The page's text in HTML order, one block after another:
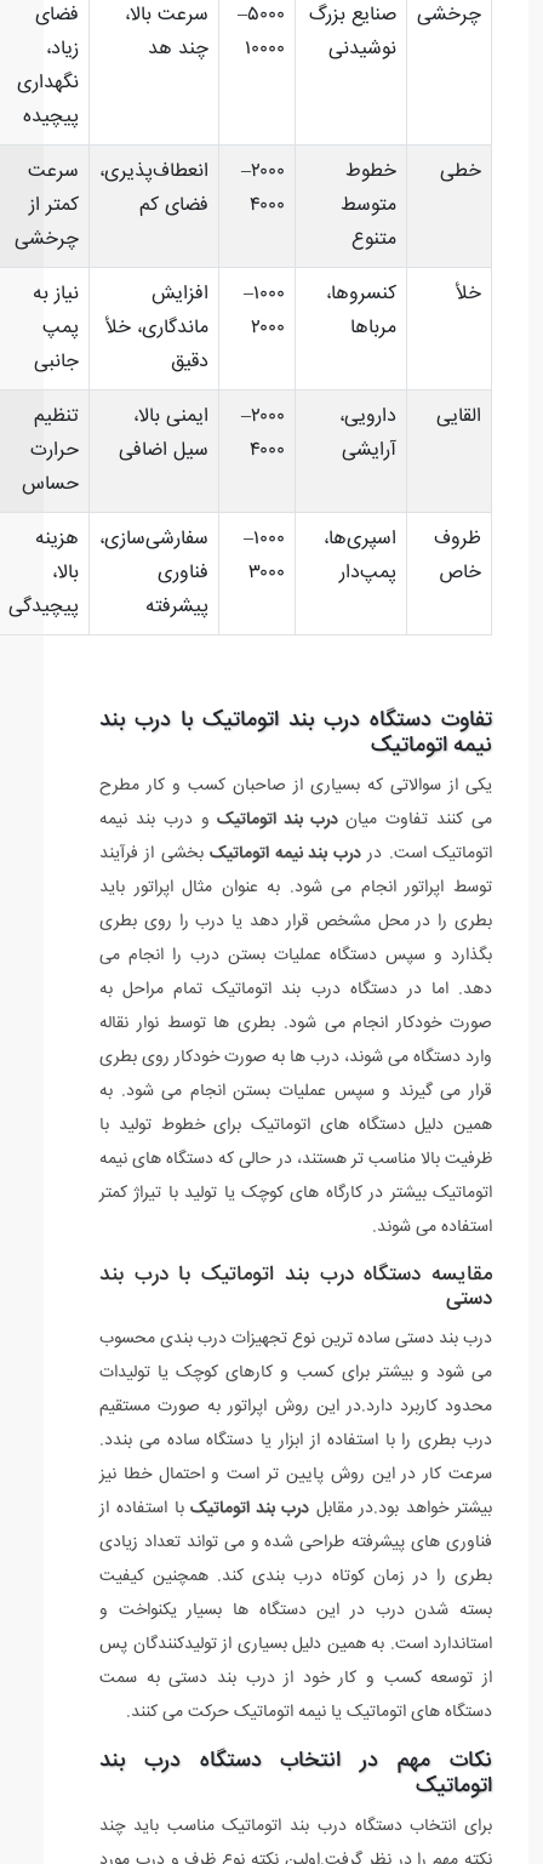
چرخشی
صنایع بزرگ
نوشیدنی
۵۰۰۰–
۱۰۰۰۰
سرعت بالا،
چند هد
فضای
زیاد،
نگهداری
پیچیده
خطی
خطوط
متوسط
متنوع
۲۰۰۰–
۴۰۰۰
انعطاف‌پذیری،
فضای کم
سرعت
کمتر از
چرخشی
خلأ
کنسروها،
مرباها
۱۰۰۰–
۲۰۰۰
افزایش
ماندگاری، خلأ
دقیق
نیاز به
پمپ
جانبی
القایی
دارویی،
آرایشی
۲۰۰۰–
۴۰۰۰
ایمنی بالا،
سیل اضافی
تنظیم
حرارت
حساس
ظروف
خاص
اسپری‌ها،
پمپ‌دار
۱۰۰۰–
۳۰۰۰
سفارشی‌سازی،
فناوری
پیشرفته
هزینه
بالا،
پیچیدگی
تفاوت دستگاه درب بند اتوماتیک با درب بند
نیمه اتوماتیک
یکی از سوالاتی که بسیاری از صاحبان کسب و کار مطرح
می کنند تفاوت میاندرب بند اتوماتیک و درب بند نیمه
اتوماتیک است. در درب بند نیمه اتوماتیکبخشی از فرآیند
توسط اپراتور انجام می شود. به عنوان مثال اپراتور باید
بطری را در محل مشخص قرار دهد یا درب را روی بطری
بگذارد و سپس دستگاه عملیات بستن درب را انجام می
دهد. اما در دستگاه درب بند اتوماتیک تمام مراحل به
صورت خودکار انجام می شود. بطری ها توسط نوار نقاله
وارد دستگاه می شوند، درب ها به صورت خودکار روی بطری
قرار می گیرند و سپس عملیات بستن انجام می شود. به
همین دلیل دستگاه های اتوماتیک برای خطوط تولید با
ظرفیت بالا مناسب تر هستند، در حالی که دستگاه های نیمه
اتوماتیک بیشتر در کارگاه های کوچک یا تولید با تیراژ کمتر
استفاده می شوند.
مقایسه دستگاه درب بند اتوماتیک با درب بند
دستی
درب بند دستی ساده ترین نوع تجهیزات درب بندی محسوب
می شود و بیشتر برای کسب و کارهای کوچک یا تولیدات
محدود کاربرد دارد.در این روش اپراتور به صورت مستقیم
درب بطری را با استفاده از ابزار یا دستگاه ساده می بندد.
سرعت کار در این روش پایین تر است و احتمال خطا نیز
بیشتر خواهد بود.در مقابل درب بند اتوماتیکبا استفاده از
فناوری های پیشرفته طراحی شده و می تواند تعداد زیادی
بطری را در زمان کوتاه درب بندی کند. همچنین کیفیت
بسته شدن درب در این دستگاه ها بسیار یکنواخت و
استاندارد است. به همین دلیل بسیاری از تولیدکنندگان پس
از توسعه کسب و کار خود از درب بند دستی به سمت
دستگاه های اتوماتیک یا نیمه اتوماتیک حرکت می کنند.
نکات مهم در انتخاب دستگاه درب بند
اتوماتیک
برای انتخاب دستگاه درب بند اتوماتیک مناسب باید چند